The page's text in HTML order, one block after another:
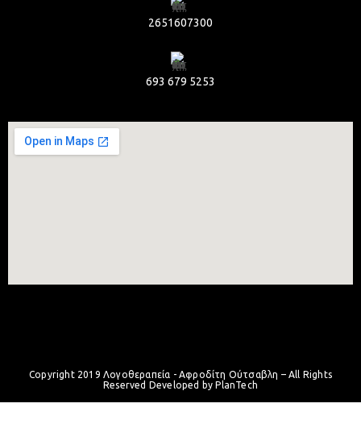
2651607300
​693 679 5253
Copyright 2019 Λογοθεραπεία - Αφροδίτη Ούτσαβλη – All Rights
Reserved Developed byPlanTech